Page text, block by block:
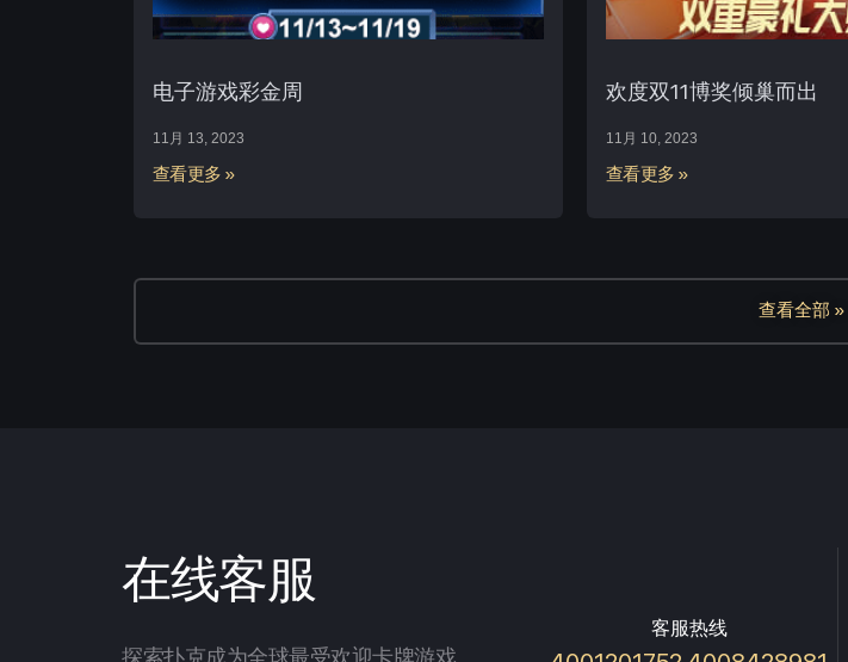
电子游戏彩金周
11月 13, 2023
查看更多 »
欢度双11博奖倾巢而出
11月 10, 2023
查看更多 »
查看全部 »
在线客服
探索扑克成为全球最受欢迎卡牌游戏
客服热线